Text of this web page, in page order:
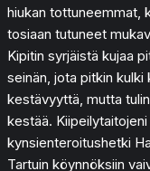
hiukan tottuneemmat,
tosiaan tutuneet
Kipitin syrjäistä kujaa
seinän, jota pitkin
kestävyyttä, mutta
kestää.
kynsienteroitushetki
Tartuin köynnöksiin